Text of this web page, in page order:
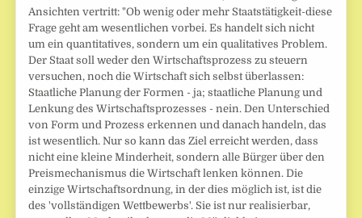
Ansichten vertritt: "Ob wenig oder mehr Staatstätigkeit-diese
Frage geht am wesentlichen vorbei. Es handelt sich nicht
um ein quantitatives, sondern um ein qualitatives Problem.
Der Staat soll weder den Wirtschaftsprozess zu steuern
versuchen, noch die Wirtschaft sich selbst überlassen:
Staatliche Planung der Formen - ja; staatliche Planung und
Lenkung des Wirtschaftsprozesses - nein. Den Unterschied
von Form und Prozess erkennen und danach handeln, das
ist wesentlich. Nur so kann das Ziel erreicht werden, dass
nicht eine kleine Minderheit, sondern alle Bürger über den
Preismechanismus die Wirtschaft lenken können. Die
einzige Wirtschaftsordnung, in der dies möglich ist, ist die
des 'vollständigen Wettbewerbs'. Sie ist nur realisierbar,